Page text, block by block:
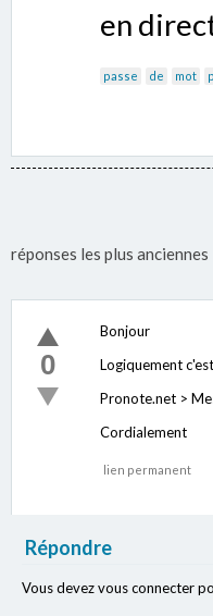
en
passe de mot
réponses les plus anciennes
0
Bonjour
Logiquement
Pronote.net >
Cordialement
lien permanent
Répondre
Vous devez vous connecter